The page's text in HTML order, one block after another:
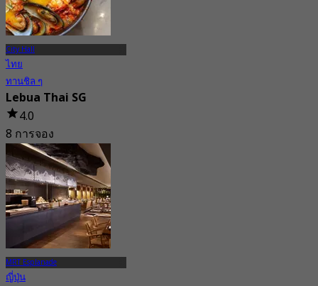
City Hall
ไทย
ทานชิล ๆ
Lebua Thai SG
4.0
8 การจอง
จากS$ 29.5
MRT Esplanade
ญี่ปุ่น